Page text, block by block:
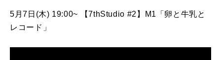
5月7日(木) 19:00~ 【7thStudio #2】M1「卵と牛乳と
レコード」